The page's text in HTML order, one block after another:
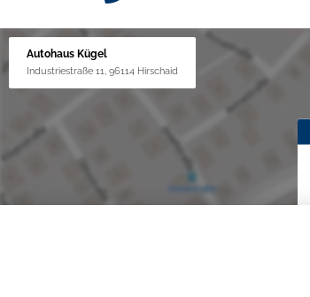
Autohaus Kügel
Industriestraße 11, 96114 Hirschaid